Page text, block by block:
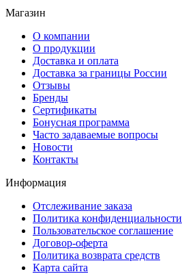
Магазин
О компании
О продукции
Доставка и оплата
Доставка за границы России
Отзывы
Бренды
Сертификаты
Бонусная программа
Часто задаваемые вопросы
Новости
Контакты
Информация
Отслеживание заказа
Политика конфиденциальности
Пользовательское соглашение
Договор-оферта
Политика возврата средств
Карта сайта